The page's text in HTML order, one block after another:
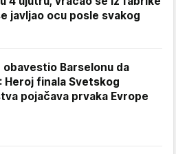
javljao ocu posle svakog
obavestio Barselonu da
Heroj finala Svetskog
pojačava prvaka Evrope